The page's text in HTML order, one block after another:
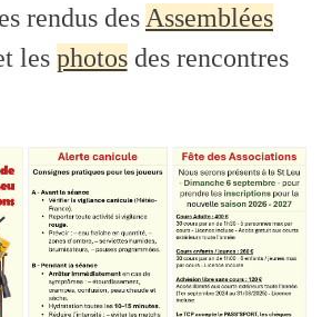
rendus des Assemblées
les photosdes rencontres